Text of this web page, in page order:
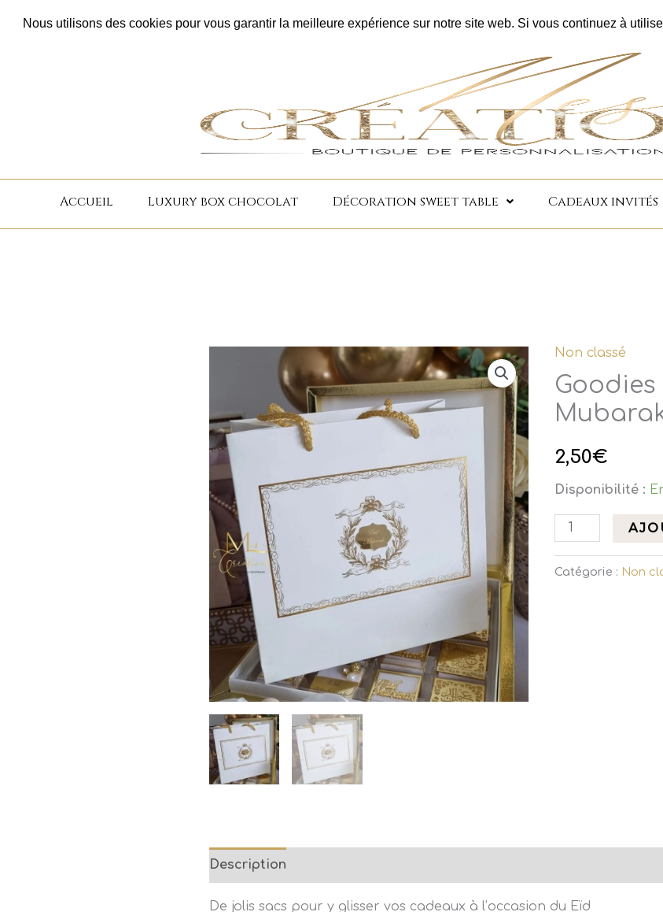
Nous utilisons des cookies pour vous garantir la meilleure expérience sur notre site web. Si vous continuez à
Délais de confections : 2 à 3 semaines | Facilité de paiement 4x sans frais | Livraison
Accueil Luxury box chocolat Décoration sweet table Cadeaux invités
Non classé
Goodies
2,50€
Disponibilité :
quantité
de
Goodies
Bag
«Eïd
Mubarak»
Catégorie : Non
Description
De jolis sacs pour y glisser vos cadeaux à l’occasion du Eïd